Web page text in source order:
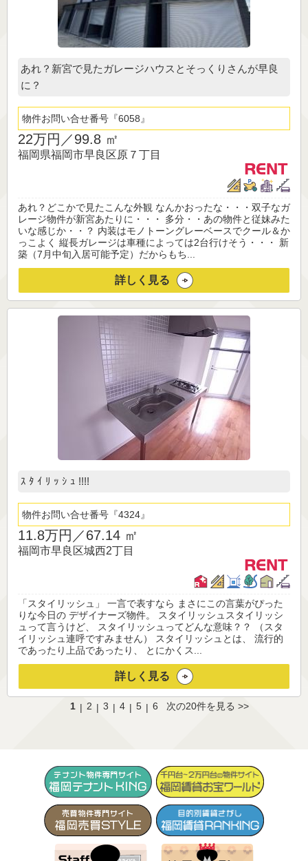
あれ？新宮で見たガレージハウスとそっくりさんが早良
に？
物件お問い合せ番号 6058
22万円／99.8 ㎡
福岡県福岡市早良区原７丁目
あれ？どこかで見たこんな外観 なんかおったな・・・双子なガ
レージ物件が新宮あたりに・・・ 多分・・あの物件と従妹みた
いな感じか・・？ 内装はモノトーングレーベースでクール＆か
っこよく 縦長ガレージは車種によっては2台行けそう・・・ 新
築（7月中旬入居可能予定）だからもち...
詳しく見る
ｽ ﾀ ｲ ﾘ ｯ ｼ ｭ !!!!
物件お問い合せ番号 4324
11.8万円／67.14 ㎡
福岡市早良区城西2丁目
「スタイリッシュ」 一言で表すなら まさにこの言葉がぴった
りな今日の デザイナーズ物件。 スタイリッシュスタイリッシ
ュって言うけど、 スタイリッシュってどんな意味？？ （スタ
イリッシュ連呼ですみません） スタイリッシュとは、 流行的
であったり上品であったり、 とにかくス...
詳しく見る
1 | 2 | 3 | 4 | 5 | 6 次の20件を見る >>